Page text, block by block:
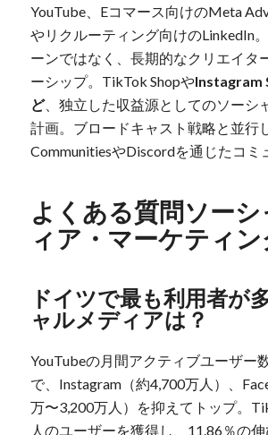
YouTube、Eコマース向けのMeta
やリクルーティング向けのLinkedIn
ーンではなく、長期的なクリエイタ
ーシップ。TikTok ShopやInstagram
ど、独立した収益源としてのソーシ
計画。ブロードキャスト戦略と並行
CommunitiesやDiscordを通じたコミ
よくある質問ソー
ィア・マーケティ
ドイツで最も利用者が
ャルメディアは？
YouTubeの月間アクティブユーザー
で、Instagram（約4,700万人）、
万〜3,200万人）を抑えてトップ。
人のユーザーを獲得し、11.86％の伸